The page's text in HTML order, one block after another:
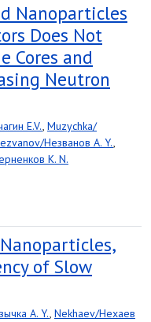
Nanoparticles
Does Not
Cores and
Neutron
E.V., Muzychka/
Незванов A. Y.,
K. N.
of Slow
A. Y., Nekhaev/Нехаев